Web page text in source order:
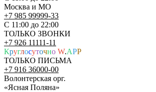
Москва и МО
+7 985 99999-33
С 11:00 до 22:00
ТОЛЬКО ЗВОНКИ
+7 926 11111-11
Круглосуточно W.APP
ТОЛЬКО ПИСЬМА
+7 916 36000-00
Волонтерская орг.
«Ясная Поляна»